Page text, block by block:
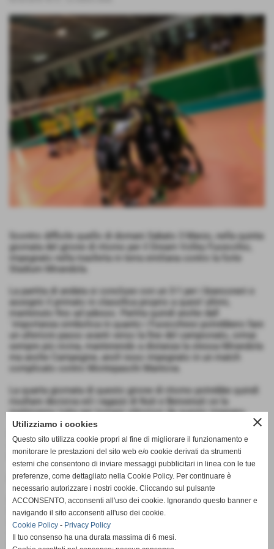
Scontro difficile quello di domani Sabato 3 Marzo, nella quinta
giornata del girone di ritorno per il Dream Volley Fucecchio,
impegnato nella trasferta in terra emiliana contro la forte
Stadium Mirandola.
La partita di andata si concluse con un 3-1 per i bianconeri e
assegnò il primato in classifica proprio a quest´ultimi,
mantenuto fino ad adesso. Partita quindi anche dall
´importanza simbolica in quanto i Fucecchiesi potrebbero fare
un ulteriore passo avanti verso la fine del campionato, ormai
sempre più vicina, mantenendo a distanza la stessa Mirandola
ma anche Campegine, anch´esso impegnato in un match
complicato contro Montepaschi Mantova.
La quarta giornata di questo girone di ritorno potrebbe quindi
risultare decisiva ed i ragazzi di Nuti e Benvenuti ce la
metteranno tutta per tornare vittoriosi da questo impegno.
Inizio fissato alle ore 18:00 con diretta streaming sul sito
www.volleyfucecchio.it o sulla pagina Facebook del Volley
Fucecchio.
Forza ragazzi!
DREAM VOLLEY FUCECCHIO: Caramelli, Ferretti, Lusori,
Rossi, Aliberti, Giani, Lupetti (L), Freut, Lumini , Rocchini,
Hendriks, Cenni, Lazzeroni, Tesi (L). All.: Nuti-Benvenuti.
STADIUM PALLAVOLO MIRANDOLA: Ghelfi G., Ghelfi F., Bertoli,
Bellei, Rustichelli R., Persona, Managlia (L), Valeri, Cadore,
close
Utilizziamo i cookies
Questo sito utilizza cookie propri al fine di migliorare il funzionamento e
monitorare le prestazioni del sito web e/o cookie derivati da strumenti
esterni che consentono di inviare messaggi pubblicitari in linea con le tue
preferenze, come dettagliato nella Cookie Policy. Per continuare è
necessario autorizzare i nostri cookie. Cliccando sul pulsante
ACCONSENTO, acconsenti all'uso dei cookie. Ignorando questo banner e
navigando il sito acconsenti all'uso dei cookie.
Cookie Policy - Privacy Policy
Il tuo consenso ha una durata massima di 6 mesi.